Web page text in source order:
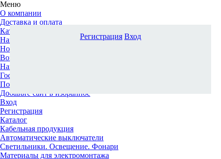
Меню
О компании
Доставка и оплата
Каталог
Наши офисы
Новости и новинки
Вопрос-ответ
Наша команда
Гос. заказчикам
Поставщикам
Добавьте сайт в избранное
Вход
Регистрация
Каталог
Кабельная продукция
Автоматические выключатели
Светильники. Освещение. Фонари
Материалы для электромонтажа
Регистрация Вход